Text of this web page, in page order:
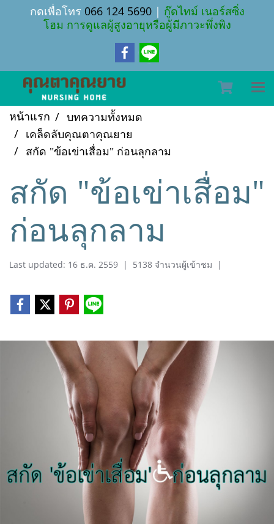
กดเพื่อโทร 066 124 5690| กู๊ดไทม์ เนอร์สซิ่ง
โฮม การดูแลผู้สูงอายุหรือผู้มีภาวะพึ่งพิง
หน้าแรก
บทความทั้งหมด
เคล็ดลับคุณตาคุณยาย
สกัด "ข้อเข่าเสื่อม" ก่อนลุกลาม
สกัด "ข้อเข่าเสื่อม"
ก่อนลุกลาม
Last updated: 16 ธ.ค. 2559 | 5138 จำนวนผู้เข้าชม |